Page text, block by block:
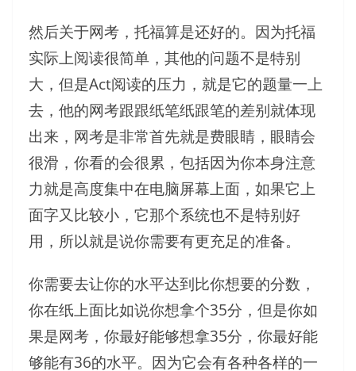
然后关于网考，托福算是还好的。因为托福
实际上阅读很简单，其他的问题不是特别
大，但是Act阅读的压力，就是它的题量一上
去，他的网考跟跟纸笔纸跟笔的差别就体现
出来，网考是非常首先就是费眼睛，眼睛会
很滑，你看的会很累，包括因为你本身注意
力就是高度集中在电脑屏幕上面，如果它上
面字又比较小，它那个系统也不是特别好
用，所以就是说你需要有更充足的准备。
你需要去让你的水平达到比你想要的分数，
你在纸上面比如说你想拿个35分，但是你如
果是网考，你最好能够想拿35分，你最好能
够能有36的水平。因为它会有各种各样的一